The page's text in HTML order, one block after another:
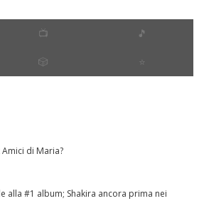
📺 🎵
🎲 ⭐️
di Maria?
alla #1 album; Shakira ancora prima nei